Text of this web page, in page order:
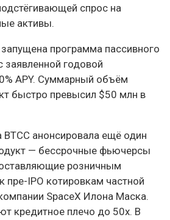
спрос на
активы.
программа пассивного
заявленной годовой
APY. Суммарный объём
быстро превысил $50 млн в
BTCC анонсировала ещё один
— бессрочные фьючерсы
розничным
пре-IPO котировкам частной
SpaceX Илона Маска.
кредитное плечо до 50x. В